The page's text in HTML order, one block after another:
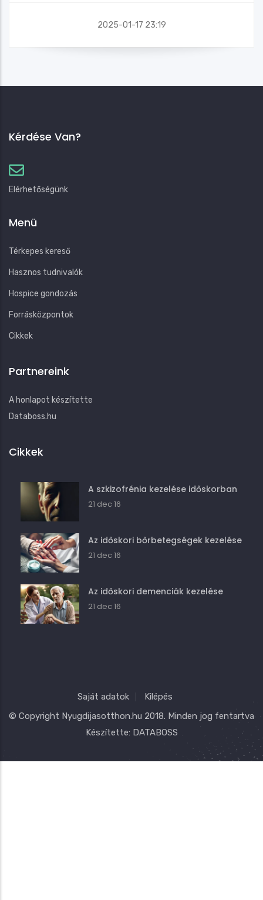
2025-01-17 23:19
Kérdése Van?
Elérhetőségünk
Menü
Térkepes kereső
Hasznos tudnivalók
Hospice gondozás
Forrásközpontok
Cikkek
Partnereink
A honlapot készítette
Databoss.hu
Cikkek
A szkizofrénia kezelése időskorban
21 dec 16
Az időskori bőrbetegségek kezelése
21 dec 16
Az időskori demenciák kezelése
21 dec 16
Saját adatok
Kilépés
© Copyright Nyugdijasotthon.hu 2018. Minden jog fentartva
Készítette: DATABOSS